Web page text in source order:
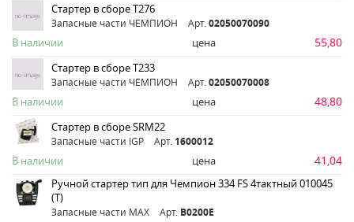
Стартер в сборе Т276
Запасные части ЧЕМПИОН Арт. 02050070090
В наличии цена 55,80
Стартер в сборе Т233
Запасные части ЧЕМПИОН Арт. 02050070008
В наличии цена 48,80
Стартер в сборе SRM22
Запасные части IGP Арт. 1600012
В наличии цена 41,04
Ручной стартер тип для Чемпион 334 FS 4тактный 010045
(Т)
Запасные части MAX Арт. B0200E